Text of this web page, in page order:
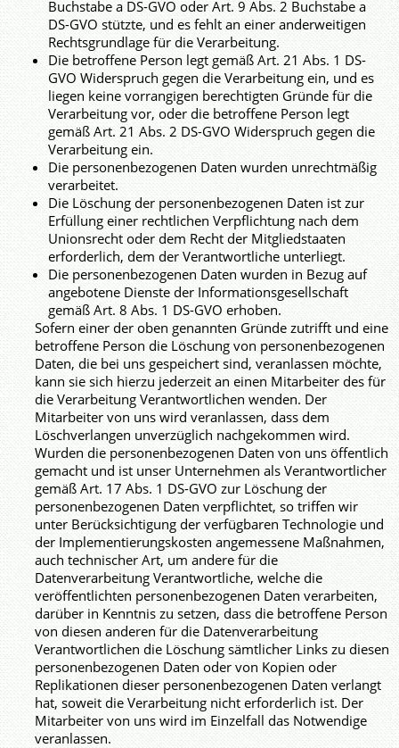
Buchstabe a DS-GVO oder Art. 9 Abs. 2 Buchstabe a
DS-GVO stützte, und es fehlt an einer anderweitigen
Rechtsgrundlage für die Verarbeitung.
Die betroffene Person legt gemäß Art. 21 Abs. 1 DS-
GVO Widerspruch gegen die Verarbeitung ein, und es
liegen keine vorrangigen berechtigten Gründe für die
Verarbeitung vor, oder die betroffene Person legt
gemäß Art. 21 Abs. 2 DS-GVO Widerspruch gegen die
Verarbeitung ein.
Die personenbezogenen Daten wurden unrechtmäßig
verarbeitet.
Die Löschung der personenbezogenen Daten ist zur
Erfüllung einer rechtlichen Verpflichtung nach dem
Unionsrecht oder dem Recht der Mitgliedstaaten
erforderlich, dem der Verantwortliche unterliegt.
Die personenbezogenen Daten wurden in Bezug auf
angebotene Dienste der Informationsgesellschaft
gemäß Art. 8 Abs. 1 DS-GVO erhoben.
Sofern einer der oben genannten Gründe zutrifft und eine
betroffene Person die Löschung von personenbezogenen
Daten, die bei uns gespeichert sind, veranlassen möchte,
kann sie sich hierzu jederzeit an einen Mitarbeiter des für
die Verarbeitung Verantwortlichen wenden. Der
Mitarbeiter von uns wird veranlassen, dass dem
Löschverlangen unverzüglich nachgekommen wird.
Wurden die personenbezogenen Daten von uns öffentlich
gemacht und ist unser Unternehmen als Verantwortlicher
gemäß Art. 17 Abs. 1 DS-GVO zur Löschung der
personenbezogenen Daten verpflichtet, so triffen wir
unter Berücksichtigung der verfügbaren Technologie und
der Implementierungskosten angemessene Maßnahmen,
auch technischer Art, um andere für die
Datenverarbeitung Verantwortliche, welche die
veröffentlichten personenbezogenen Daten verarbeiten,
darüber in Kenntnis zu setzen, dass die betroffene Person
von diesen anderen für die Datenverarbeitung
Verantwortlichen die Löschung sämtlicher Links zu diesen
personenbezogenen Daten oder von Kopien oder
Replikationen dieser personenbezogenen Daten verlangt
hat, soweit die Verarbeitung nicht erforderlich ist. Der
Mitarbeiter von uns wird im Einzelfall das Notwendige
veranlassen.